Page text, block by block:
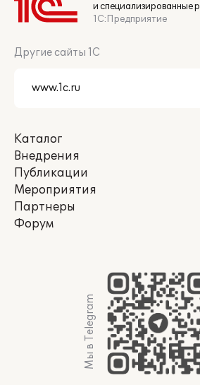
и специализированные
1С:Предприятие
Другие сайты 1С
Каталог
Внедрения
Публикации
Мероприятия
Партнеры
Форум
Мы в Telegram